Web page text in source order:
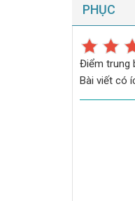
PHỤC
Điểm trung
Bài viết có